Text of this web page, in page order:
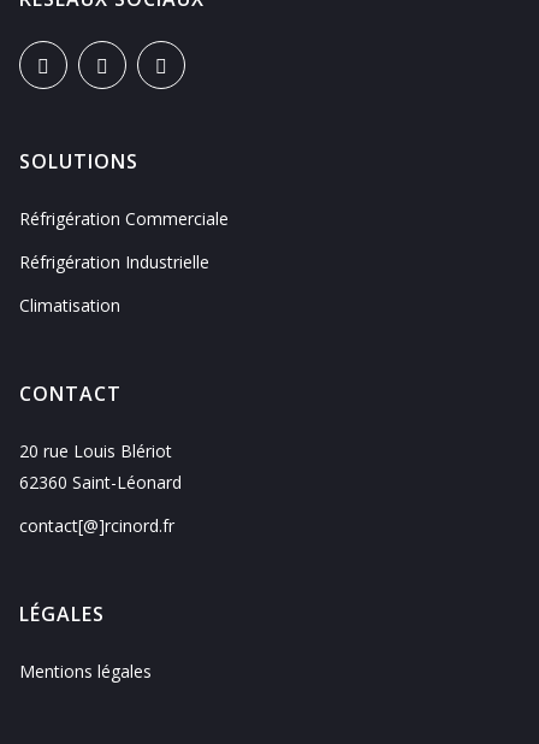
SOLUTIONS
Réfrigération Commerciale
Réfrigération Industrielle
Climatisation
CONTACT
20 rue Louis Blériot
62360 Saint-Léonard
contact[@]rcinord.fr
LÉGALES
Mentions légales